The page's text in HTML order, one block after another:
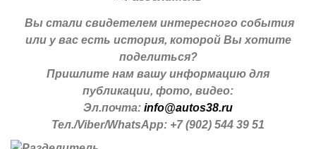
Вы стали свидетелем интересного события
или у вас есть история, которой Вы хотите
поделиться?
Пришлите нам вашу информацию для
публикации, фото, видео:
Эл.почта: info@autos38.ru
Тел./Viber/WhatsApp: +7 (902) 544 39 51